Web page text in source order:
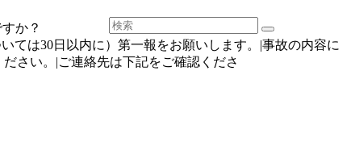
か？
ては30日以内に）第一報をお願いします。|事故の内容に
さい。|ご連絡先は下記をご確認くださ